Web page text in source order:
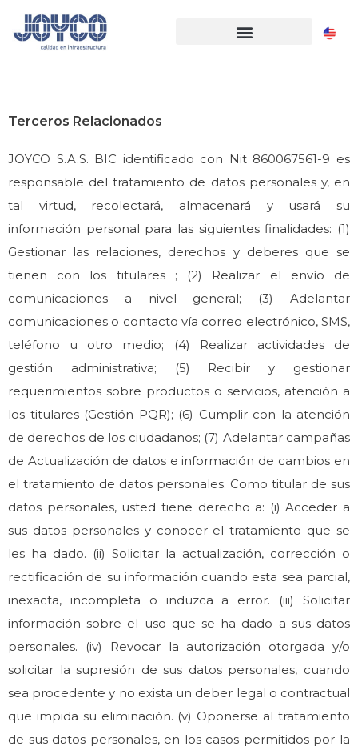
Terceros Relacionados
JOYCO S.A.S. BIC identificado con Nit 860067561-9 es
responsable del tratamiento de datos personales y, en
tal virtud, recolectará, almacenará y usará su
información personal para las siguientes finalidades: (1)
Gestionar las relaciones, derechos y deberes que se
tienen con los titulares ; (2) Realizar el envío de
comunicaciones a nivel general; (3) Adelantar
comunicaciones o contacto vía correo electrónico, SMS,
teléfono u otro medio; (4) Realizar actividades de
gestión administrativa; (5) Recibir y gestionar
requerimientos sobre productos o servicios, atención a
los titulares (Gestión PQR); (6) Cumplir con la atención
de derechos de los ciudadanos; (7) Adelantar campañas
de Actualización de datos e información de cambios en
el tratamiento de datos personales. Como titular de sus
datos personales, usted tiene derecho a: (i) Acceder a
sus datos personales y conocer el tratamiento que se
les ha dado. (ii) Solicitar la actualización, corrección o
rectificación de su información cuando esta sea parcial,
inexacta, incompleta o induzca a error. (iii) Solicitar
información sobre el uso que se ha dado a sus datos
personales. (iv) Revocar la autorización otorgada y/o
solicitar la supresión de sus datos personales, cuando
sea procedente y no exista un deber legal o contractual
que impida su eliminación. (v) Oponerse al tratamiento
de sus datos personales, en los casos permitidos por la